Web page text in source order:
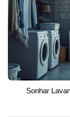
Sonhar